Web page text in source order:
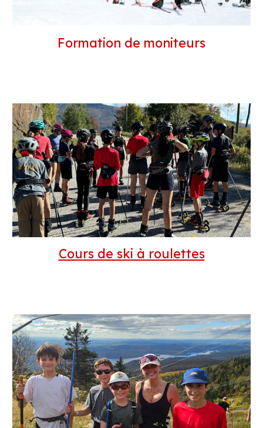
Formation de moniteurs
Cours de ski à roulettes